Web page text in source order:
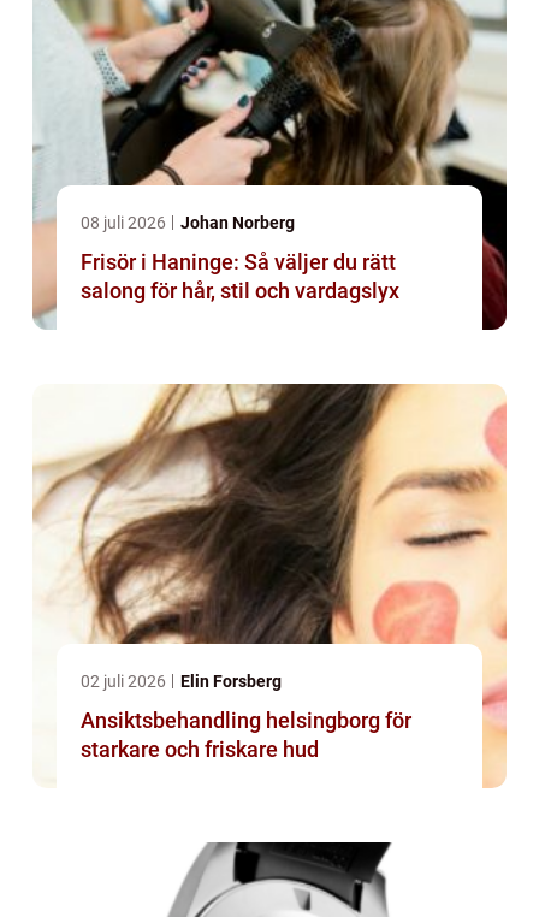
08 juli 2026 Johan Norberg
Frisör i Haninge: Så väljer du rätt
salong för hår, stil och vardagslyx
02 juli 2026 Elin Forsberg
Ansiktsbehandling helsingborg för
starkare och friskare hud